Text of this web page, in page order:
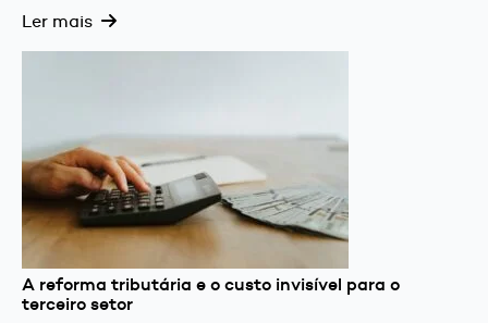
Ler mais
A reforma tributária e o custo invisível para o
terceiro setor